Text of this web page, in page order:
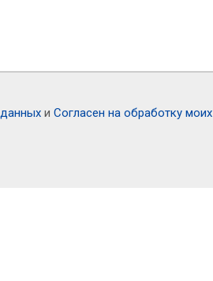
и Согласен на обработку моих